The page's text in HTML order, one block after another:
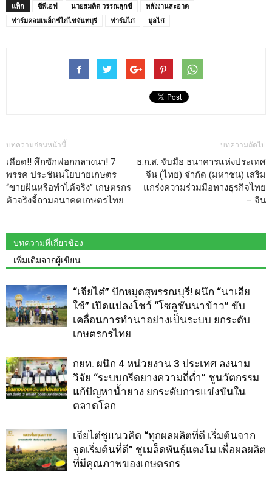
แท็ก ซีพีเอฟ นายสมคิด วรรณลุกขี
พลังงานสะอาด
ฟาร์มคอมเพล็กซ์ไก่ไข่จันทบุรี
ฟาร์มไก่ มูลไก่
บทความก่อนหน้านี้
เดือด!! ศึกซักฟอกกลางนา! 7
พรรค ประชันนโยบายเกษตร
“ขายฝันหรือทำได้จริง” เกษตรกร
ตัวจริงจี้ถามอนาคตเกษตรไทย
บทความถัดไป
ธ.ก.ส. จับมือ ธนาคารแห่งประเทศ
จีน (ไทย) จำกัด (มหาชน) เสริม
แกร่งความร่วมมือทางธุรกิจไทย
– จีน
บทความที่เกี่ยวข้อง
เพิ่มเติมจากผู้เขียน
“เจียไต๋” ปักหมุดสุพรรณบุรี! ผนึก “นาเฮีย
ใช้” เปิดแปลงโชว์ “โซลูชันนาข้าว” ขับ
เคลื่อนการทำนาอย่างเป็นระบบ ยกระดับ
เกษตรกรไทย
กยท. ผนึก 4 หน่วยงาน 3 ประเทศ ลงนาม
วิจัย “ระบบกรีดยางความถี่ต่ำ” ชูนวัตกรรม
แก้ปัญหาน้ำยาง ยกระดับการแข่งขันใน
ตลาดโลก
เจียไต๋ชูแนวคิด “ทุกผลผลิตที่ดี เริ่มต้นจาก
จุดเริ่มต้นที่ดี” ชูเมล็ดพันธุ์แตงโม เพื่อผลผลิต
ที่มีคุณภาพของเกษตรกร